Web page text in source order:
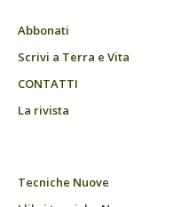
Abbonati
Scrivi a Terra e Vita
CONTATTI
La rivista
Tecniche Nuove